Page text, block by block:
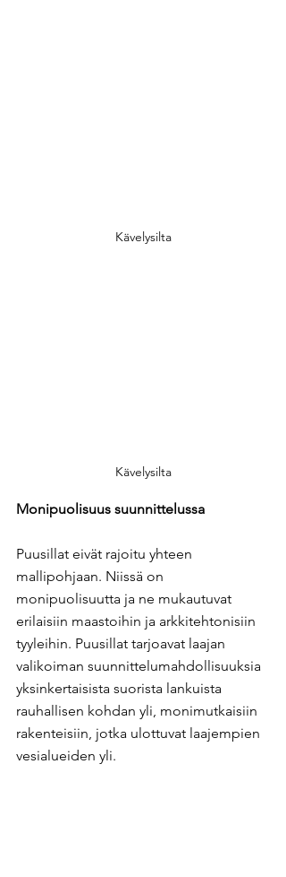
Kävelysilta
Kävelysilta
Monipuolisuus suunnittelussa
Puusillat eivät rajoitu yhteen
mallipohjaan. Niissä on
monipuolisuutta ja ne mukautuvat
erilaisiin maastoihin ja arkkitehtonisiin
tyyleihin. Puusillat tarjoavat laajan
valikoiman suunnittelumahdollisuuksia
yksinkertaisista suorista lankuista
rauhallisen kohdan yli, monimutkaisiin
rakenteisiin, jotka ulottuvat laajempien
vesialueiden yli.